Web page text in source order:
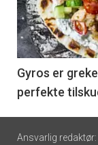
nå
-
6
Gyros er
perfekte
Footer
Ansvarlig redaktør: